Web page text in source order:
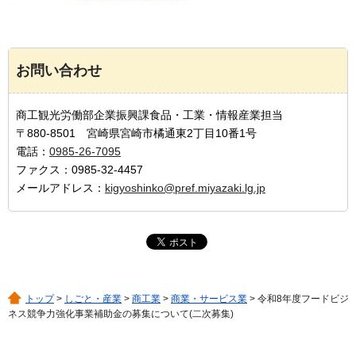
お問い合わせ
商工観光労働部企業振興課食品・工業・情報産業担当
〒880-8501 宮崎県宮崎市橘通東2丁目10番1号
電話： 0985-26-7095
ファクス：0985-32-4457
メールアドレス： kigyoshinko@pref.miyazaki.lg.jp
トップ> しごと・産業 > 商工業 > 商業・サービス業 > 令和8年度フードビジ
ネス競争力強化事業補助金の募集について(二次募集)